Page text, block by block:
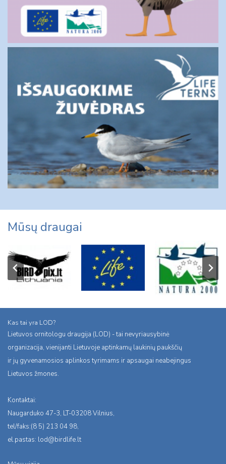
Mūsų draugai
Kas tai yra LOD?
Lietuvos ornitologu draugija (LOD) - tai nevyriausybinė
organizacija, vienijanti Lietuvoje aptinkamų laukinių paukščių
ir jų gyvenamosios aplinkos tyrimams ir apsaugai neabejingus
Lietuvos žmones.
Kontaktai:
Naugarduko 47-3, LT-03208 Vilnius,
tel/faks:(8 5) 213 04 98,
el.pastas: lod@birdlife.lt